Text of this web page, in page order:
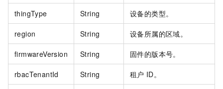
thingType String 设备的类型。
region String 设备所属的区域。
firmwareVersion String 固件的版本号。
rbacTenantId String 租户 ID。